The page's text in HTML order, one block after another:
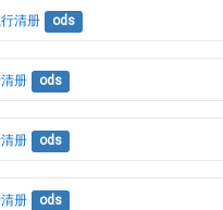
清册 ods
册 ods
册 ods
册 ods